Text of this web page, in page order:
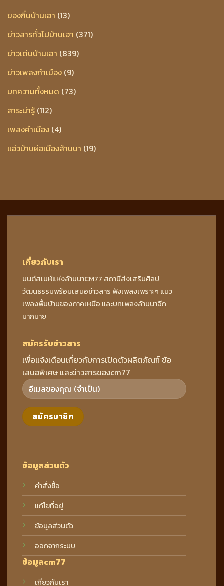
ของกิ๋นบ้านเฮา (13)
ข่าวสารทั่วไปบ้านเฮา (371)
ข่าวเด่นบ้านเฮา (839)
ข่าวเพลงกำเมือง (9)
บทความทั้งหมด (73)
สาระน่ารู้ (112)
เพลงคำเมือง (4)
แอ่วบ้านผ่อเมืองล้านนา (19)
เกี่ยวกับเรา
มนต์สเนห์แห่งล้านนาCM77 สถานีส่งเสริมศิลป
วัฒนธรรมพร้อมเสนอข่าวสาร ฟังเพลงเพราะๆ แนว
เพลงพื้นบ้านของภาคเหนือ และบทเพลงล้านนาอีก
มากมาย
ข้อมูลส่วนตัว
คำสั่งซื้อ
แก้ไขที่อยู่
ข้อมูลส่วนตัว
ออกจากระบบ
ข้อมูลcm77
เกี่ยวกับเรา
สมัครรับข่าวสาร
เพื่อแจ้งเตือนเกี่ยวกับการเปิดตัวผลิตภัณฑ์ ข้อ
เสนอพิเศษ และข่าวสารของcm77